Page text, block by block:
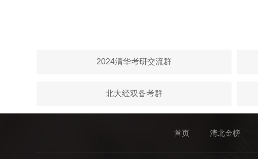
2024清华考研交流群
北大经双备考群
首页 清北金榜